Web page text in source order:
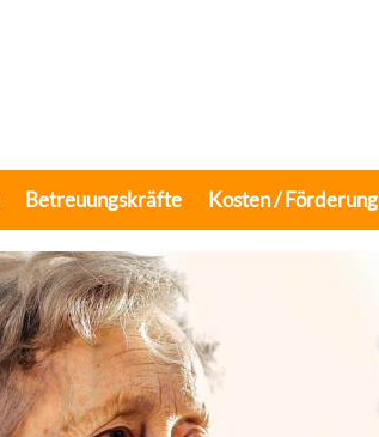
Betreuungskräfte Kosten / Förderung